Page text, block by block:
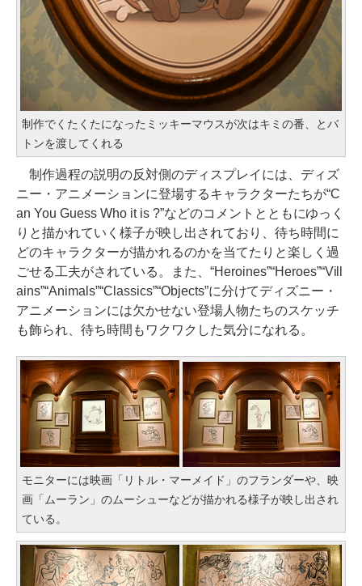
制作でくたくたになったミッキーマウスが次はキミの番、とバ
トンを渡してくれる
制作過程の説明の反対側のディスプレイには、ディズ
ニー・アニメーションに登場するキャラクターたちが“C
an You Guess Who it is ?”などのコメントとともにゆっく
りと描かれていく様子が映し出されており、待ち時間に
どのキャラクターが描かれるのかを当てたりと楽しく過
ごせる工夫がされている。また、“Heroines”“Heroes”“Vill
ains”“Animals”“Classics”“Objects”に分けてディズニー・
アニメーションには欠かせない登場人物たちのスケッチ
も飾られ、待ち時間もワクワクした気分になれる。
モニターには映画「リトル・マーメイド」のフランダーや、映
画「ムーラン」のムーシューなどが描かれる様子が映し出され
ている。